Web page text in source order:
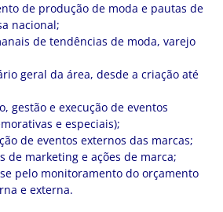
de produção de moda e pautas de
nacional;
de tendências de moda, varejo
geral da área, desde a criação até
gestão e execução de eventos
e especiais);
de eventos externos das marcas;
de marketing e ações de marca;
pelo monitoramento do orçamento
e externa.